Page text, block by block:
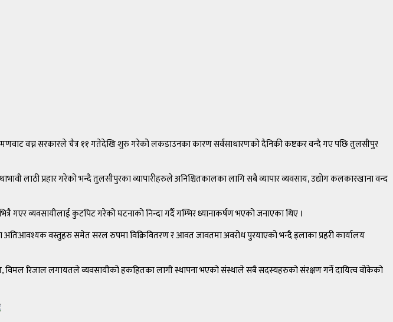
वच्न सरकारले चैत्र ११ गतेदेखि शुरु गरेको लकडाउनका कारण सर्वसाधारणको दैनिकी कष्टकर वन्दै गए पछि तुलसीपुर
लाठी प्रहार गरेको भन्दै तुलसीपुरका व्यापारीहरुले अनिश्चितकालका लागि सबै व्यापार व्यवसाय, उद्योग कलकारखाना वन्द
व्यवसायीलाई कुटपिट गरेको घटनाको निन्दा गर्दै गम्भिर ध्यानाकर्षण भएको जनाएका थिए ।
वस्तुहरु समेत सरल रुपमा विक्रिवितरण र आवत जावतमा अवरोध पुरयाएको भन्दै इलाका प्रहरी कार्यालय
विमल रिजाल लगायतले व्यवसायीको हकहितका लागी स्थापना भएको संस्थाले सबै सदस्यहरुको संरक्षण गर्ने दायित्व वोकेको